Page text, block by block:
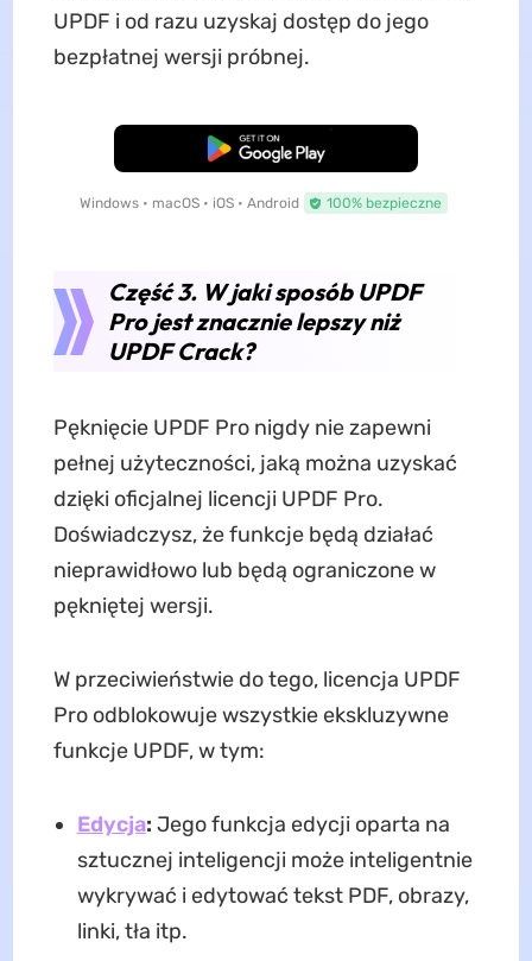
UPDF i od razu uzyskaj dostęp do jego
bezpłatnej wersji próbnej.
Pobierz za darmo
Windows • macOS • iOS • Android 100% bezpieczne
Część 3. W jaki sposób UPDF
Pro jest znacznie lepszy niż
UPDF Crack?
Pęknięcie UPDF Pro nigdy nie zapewni
pełnej użyteczności, jaką można uzyskać
dzięki oficjalnej licencji UPDF Pro.
Doświadczysz, że funkcje będą działać
nieprawidłowo lub będą ograniczone w
pękniętej wersji.
W przeciwieństwie do tego, licencja UPDF
Pro odblokowuje wszystkie ekskluzywne
funkcje UPDF, w tym:
Edycja: Jego funkcja edycji oparta na
sztucznej inteligencji może inteligentnie
wykrywać i edytować tekst PDF, obrazy,
linki, tła itp.